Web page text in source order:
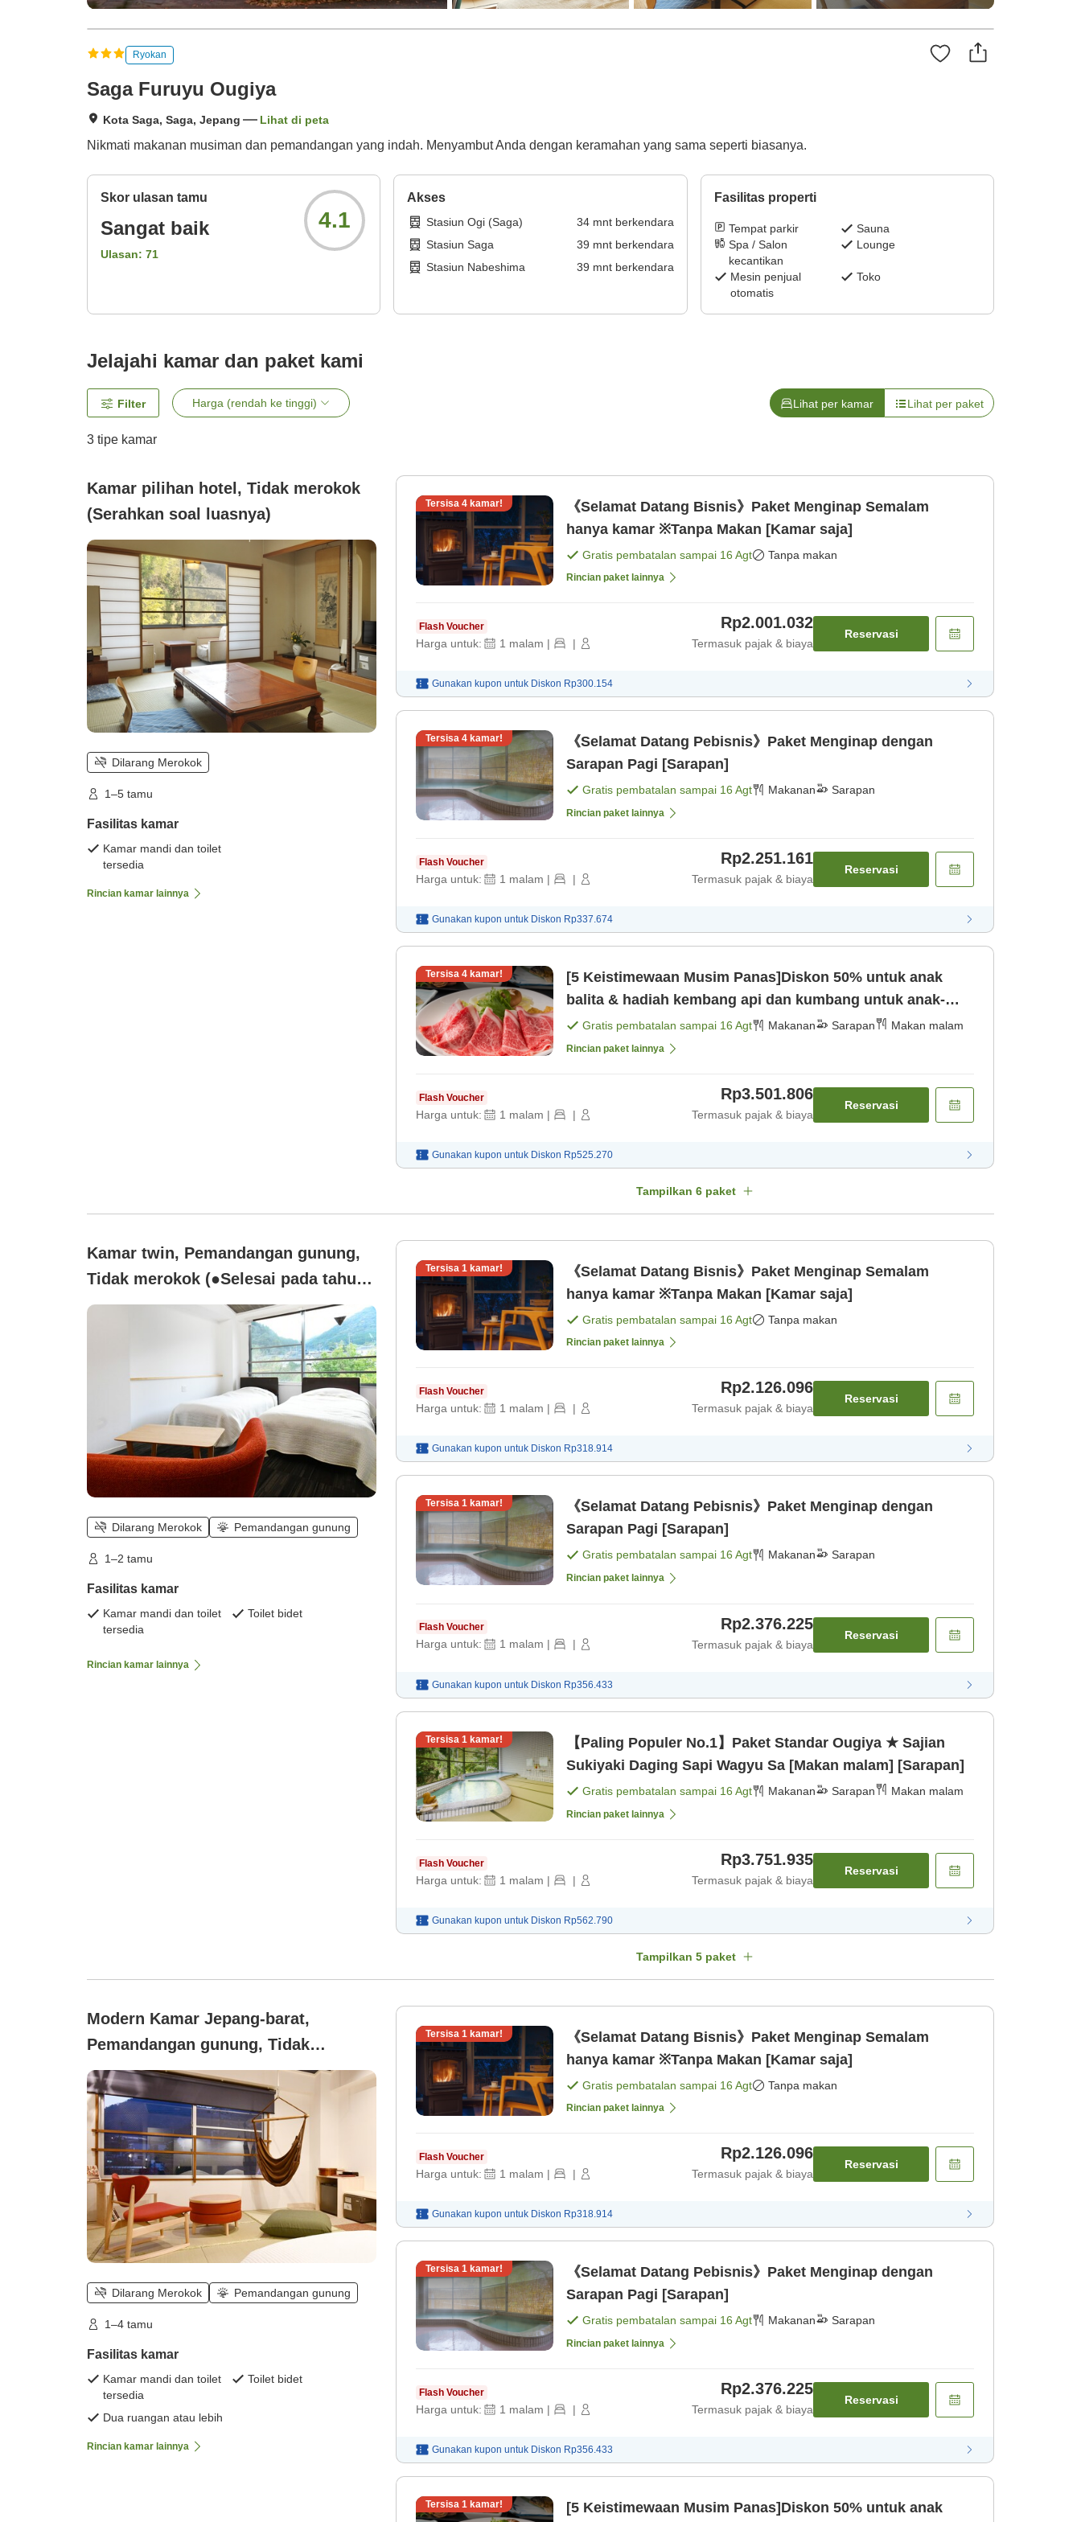
Ryokan
Saga Furuyu Ougiya
Kota Saga, Saga, Jepang Lihat di peta
Nikmati makanan musiman dan pemandangan yang indah. Menyambut Anda dengan keramahan yang sama seperti biasanya.
Skor ulasan tamu
Sangat baik
Ulasan: 71
4.1
Akses
Stasiun Ogi (Saga) 34mnt berkendara
Stasiun Saga
39 mnt berkendara
Stasiun Nabeshima
39 mnt berkendara
Fasilitas properti
Tempat parkir
Sauna
Spa / Salon
kecantikan
Lounge
Mesin penjual
otomatis
Toko
Jelajahi kamar dan paket kami
Filter Harga (rendah ke tinggi) Lihat per kamar Lihat per paket
3 tipe kamar
Kamar pilihan hotel, Tidak merokok
(Serahkan soal luasnya)
Dilarang Merokok
1–5 tamu
Fasilitas kamar
Kamar mandi dan toilet
tersedia
Rincian kamar lainnya
Tersisa 4 kamar!
《Selamat Datang Bisnis》Paket Menginap Semalam
hanya kamar ※Tanpa Makan [Kamar saja]
Gratis pembatalan sampai 16 Agt Tanpa makan
Rincian paket lainnya
Flash Voucher
Harga untuk: 1 malam | |
Rp2.001.032
Termasuk pajak & biaya
Reservasi
Gunakan kupon untuk Diskon Rp300.154
Tersisa 4 kamar!
《Selamat Datang Pebisnis》Paket Menginap dengan
Sarapan Pagi [Sarapan]
Gratis pembatalan sampai 16 Agt Makanan Sarapan
Rincian paket lainnya
Flash Voucher
Harga untuk: 1 malam | |
Rp2.251.161
Termasuk pajak & biaya
Reservasi
Gunakan kupon untuk Diskon Rp337.674
Tersisa 4 kamar!
[5 Keistimewaan Musim Panas]Diskon 50% untuk anak
balita & hadiah kembang api dan kumbang untuk anak-
anak di bawah usia SD ~ Makan [Makan malam] [Sarapan]
Gratis pembatalan sampai 16 Agt Makanan Sarapan Makan malam
Rincian paket lainnya
Flash Voucher
Harga untuk: 1 malam | |
Rp3.501.806
Termasuk pajak & biaya
Reservasi
Gunakan kupon untuk Diskon Rp525.270
Tampilkan 6 paket
Kamar twin, Pemandangan gunung,
Tidak merokok (●Selesai pada tahun
R2★Proyektor Ruang Bergaya Barat)
Dilarang Merokok Pemandangan gunung
1–2 tamu
Fasilitas kamar
Kamar mandi dan toilet
tersedia
Toilet bidet
Rincian kamar lainnya
Tersisa 1 kamar!
《Selamat Datang Bisnis》Paket Menginap Semalam
hanya kamar ※Tanpa Makan [Kamar saja]
Gratis pembatalan sampai 16 Agt Tanpa makan
Rincian paket lainnya
Flash Voucher
Harga untuk: 1 malam | |
Rp2.126.096
Termasuk pajak & biaya
Reservasi
Gunakan kupon untuk Diskon Rp318.914
Tersisa 1 kamar!
《Selamat Datang Pebisnis》Paket Menginap dengan
Sarapan Pagi [Sarapan]
Gratis pembatalan sampai 16 Agt Makanan Sarapan
Rincian paket lainnya
Flash Voucher
Harga untuk: 1 malam | |
Rp2.376.225
Termasuk pajak & biaya
Reservasi
Gunakan kupon untuk Diskon Rp356.433
Tersisa 1 kamar!
【Paling Populer No.1】Paket Standar Ougiya ★ Sajian
Sukiyaki Daging Sapi Wagyu Sa [Makan malam] [Sarapan]
Gratis pembatalan sampai 16 Agt Makanan Sarapan Makan malam
Rincian paket lainnya
Flash Voucher
Harga untuk: 1 malam | |
Rp3.751.935
Termasuk pajak & biaya
Reservasi
Gunakan kupon untuk Diskon Rp562.790
Tampilkan 5 paket
Modern Kamar Jepang-barat,
Pemandangan gunung, Tidak
merokok (Selesai Tahun
R1★(Dilengkapi Hammock))
Dilarang Merokok Pemandangan gunung
1–4 tamu
Fasilitas kamar
Kamar mandi dan toilet
tersedia
Toilet bidet
Dua ruangan atau lebih
Rincian kamar lainnya
Tersisa 1 kamar!
《Selamat Datang Bisnis》Paket Menginap Semalam
hanya kamar ※Tanpa Makan [Kamar saja]
Gratis pembatalan sampai 16 Agt Tanpa makan
Rincian paket lainnya
Flash Voucher
Harga untuk: 1 malam | |
Rp2.126.096
Termasuk pajak & biaya
Reservasi
Gunakan kupon untuk Diskon Rp318.914
Tersisa 1 kamar!
《Selamat Datang Pebisnis》Paket Menginap dengan
Sarapan Pagi [Sarapan]
Gratis pembatalan sampai 16 Agt Makanan Sarapan
Rincian paket lainnya
Flash Voucher
Harga untuk: 1 malam | |
Rp2.376.225
Termasuk pajak & biaya
Reservasi
Gunakan kupon untuk Diskon Rp356.433
Tersisa 1 kamar!
[5 Keistimewaan Musim Panas]Diskon 50% untuk anak